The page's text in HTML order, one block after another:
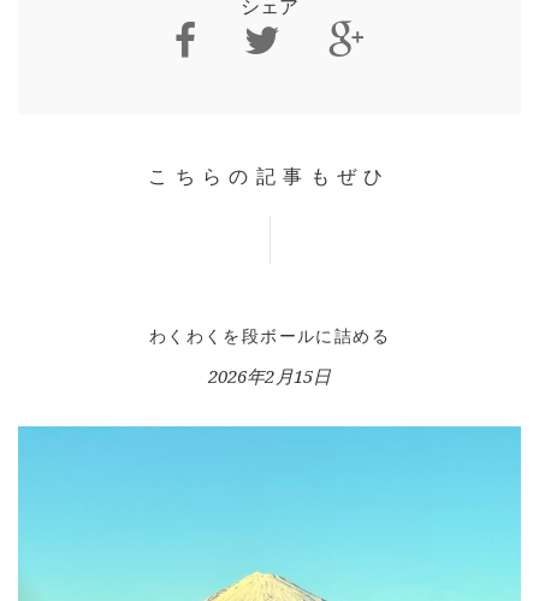
VOICE GALLERY
CONTACT
シェア
こちらの記事もぜひ
わくわくを段ボールに詰める
2026年2月15日